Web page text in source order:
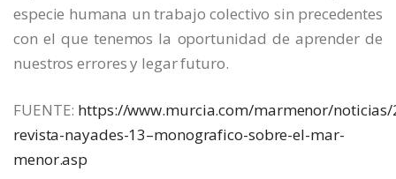
especie humana un trabajo colectivo sin precedentes
con el que tenemos la oportunidad de aprender de
nuestros errores y legar futuro.
FUENTE: https://www.murcia.com/marmenor/
revista-nayades-13–monografico-sobre-el-mar-
menor.asp